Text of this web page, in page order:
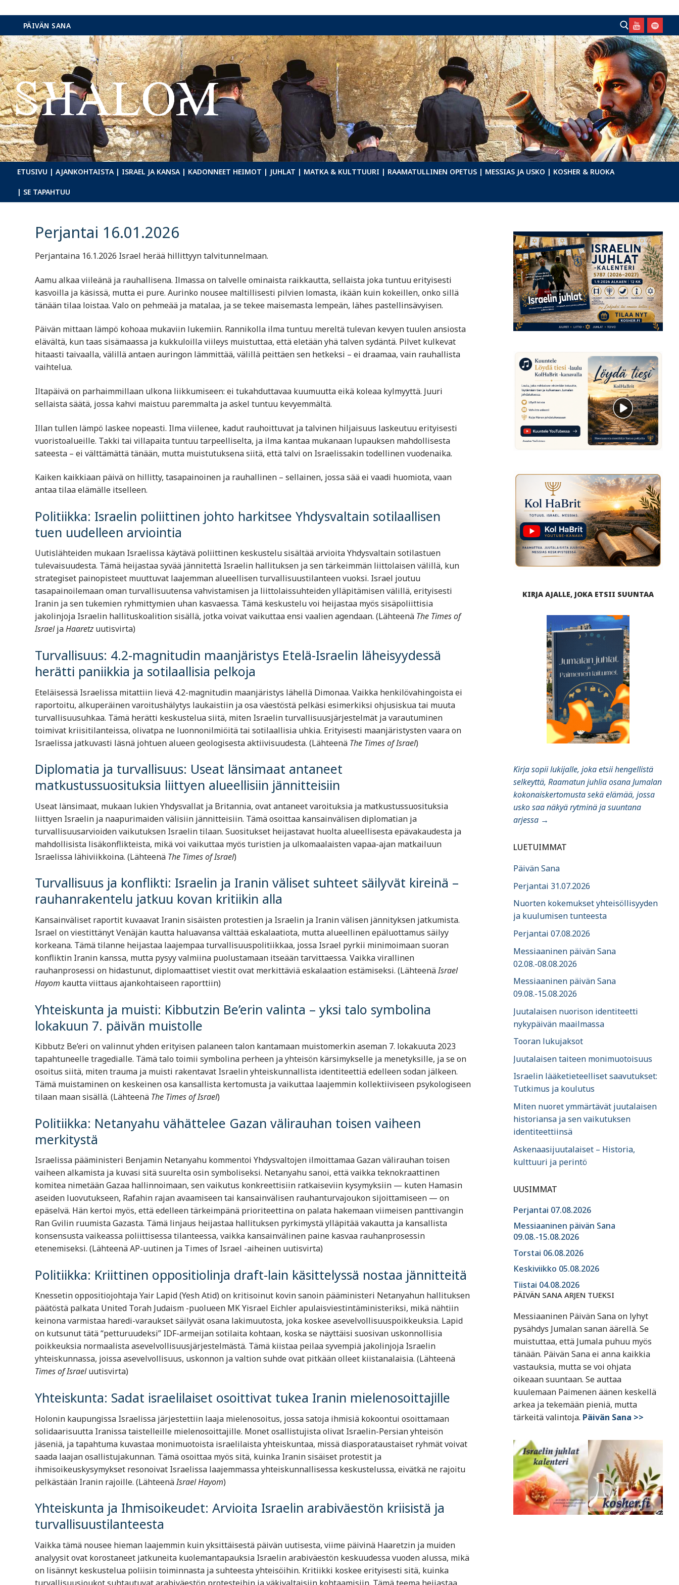
Hyppää
sisältöön
PÄIVÄN SANA
Hae:
ETUSIVU | AJANKOHTAISTA | ISRAEL JA KANSA | KADONNEET HEIMOT | JUHLAT | MATKA & KULTTUURI | RAAMATULLINEN OPETUS | MESSIAS JA USKO | KOSHER & RUOKA
| SE TAPAHTUU
Perjantai 16.01.2026
Perjantaina 16.1.2026 Israel herää hillittyyn talvitunnelmaan.
Aamu alkaa viileänä ja rauhallisena. Ilmassa on talvelle ominaista raikkautta, sellaista joka tuntuu erityisesti
kasvoilla ja käsissä, mutta ei pure. Aurinko nousee maltillisesti pilvien lomasta, ikään kuin kokeillen, onko sillä
tänään tilaa loistaa. Valo on pehmeää ja matalaa, ja se tekee maisemasta lempeän, lähes pastellinsävyisen.
Päivän mittaan lämpö kohoaa mukaviin lukemiin. Rannikolla ilma tuntuu mereltä tulevan kevyen tuulen ansiosta
elävältä, kun taas sisämaassa ja kukkuloilla viileys muistuttaa, että eletään yhä talven sydäntä. Pilvet kulkevat
hitaasti taivaalla, välillä antaen auringon lämmittää, välillä peittäen sen hetkeksi – ei draamaa, vain rauhallista
vaihtelua.
Iltapäivä on parhaimmillaan ulkona liikkumiseen: ei tukahduttavaa kuumuutta eikä koleaa kylmyyttä. Juuri
sellaista säätä, jossa kahvi maistuu paremmalta ja askel tuntuu kevyemmältä.
Illan tullen lämpö laskee nopeasti. Ilma viilenee, kadut rauhoittuvat ja talvinen hiljaisuus laskeutuu erityisesti
vuoristoalueille. Takki tai villapaita tuntuu tarpeelliselta, ja ilma kantaa mukanaan lupauksen mahdollisesta
sateesta – ei välttämättä tänään, mutta muistutuksena siitä, että talvi on Israelissakin todellinen vuodenaika.
Kaiken kaikkiaan päivä on hillitty, tasapainoinen ja rauhallinen – sellainen, jossa sää ei vaadi huomiota, vaan
antaa tilaa elämälle itselleen.
Politiikka: Israelin poliittinen johto harkitsee Yhdysvaltain sotilaallisen
tuen uudelleen arviointia
Uutislähteiden mukaan Israelissa käytävä poliittinen keskustelu sisältää arvioita Yhdysvaltain sotilastuen
tulevaisuudesta. Tämä heijastaa syvää jännitettä Israelin hallituksen ja sen tärkeimmän liittolaisen välillä, kun
strategiset painopisteet muuttuvat laajemman alueellisen turvallisuustilanteen vuoksi. Israel joutuu
tasapainoilemaan oman turvallisuutensa vahvistamisen ja liittolaissuhteiden ylläpitämisen välillä, erityisesti
Iranin ja sen tukemien ryhmittymien uhan kasvaessa. Tämä keskustelu voi heijastaa myös sisäpoliittisia
jakolinjoja Israelin hallituskoalition sisällä, jotka voivat vaikuttaa ensi vaalien agendaan. (Lähteenä The Times of
IsraeljaHaaretzuutisvirta)
Turvallisuus: 4.2-magnitudin maanjäristys Etelä-Israelin läheisyydessä
herätti paniikkia ja sotilaallisia pelkoja
Eteläisessä Israelissa mitattiin lievä 4.2-magnitudin maanjäristys lähellä Dimonaa. Vaikka henkilövahingoista ei
raportoitu, alkuperäinen varoitushälytys laukaistiin ja osa väestöstä pelkäsi esimerkiksi ohjusiskua tai muuta
turvallisuusuhkaa. Tämä herätti keskustelua siitä, miten Israelin turvallisuusjärjestelmät ja varautuminen
toimivat kriisitilanteissa, olivatpa ne luonnonilmiöitä tai sotilaallisia uhkia. Erityisesti maanjäristysten vaara on
Israelissa jatkuvasti läsnä johtuen alueen geologisesta aktiivisuudesta. (Lähteenä The Times of Israel)
Diplomatia ja turvallisuus: Useat länsimaat antaneet
matkustussuosituksia liittyen alueellisiin jännitteisiin
Useat länsimaat, mukaan lukien Yhdysvallat ja Britannia, ovat antaneet varoituksia ja matkustussuosituksia
liittyen Israelin ja naapurimaiden välisiin jännitteisiin. Tämä osoittaa kansainvälisen diplomatian ja
turvallisuusarvioiden vaikutuksen Israelin tilaan. Suositukset heijastavat huolta alueellisesta epävakaudesta ja
mahdollisista lisäkonflikteista, mikä voi vaikuttaa myös turistien ja ulkomaalaisten vapaa-ajan matkailuun
Israelissa lähiviikkoina. (Lähteenä The Times of Israel)
Turvallisuus ja konflikti: Israelin ja Iranin väliset suhteet säilyvät kireinä –
rauhanrakentelu jatkuu kovan kritiikin alla
Kansainväliset raportit kuvaavat Iranin sisäisten protestien ja Israelin ja Iranin välisen jännityksen jatkumista.
Israel on viestittänyt Venäjän kautta haluavansa välttää eskalaatiota, mutta alueellinen epäluottamus säilyy
korkeana. Tämä tilanne heijastaa laajempaa turvallisuuspolitiikkaa, jossa Israel pyrkii minimoimaan suoran
konfliktin Iranin kanssa, mutta pysyy valmiina puolustamaan itseään tarvittaessa. Vaikka virallinen
rauhanprosessi on hidastunut, diplomaattiset viestit ovat merkittäviä eskalaation estämiseksi. (LähteenäIsrael
Hayom kautta viittaus ajankohtaiseen raporttiin)
Yhteiskunta ja muisti: Kibbutzin Be’erin valinta – yksi talo symbolina
lokakuun 7. päivän muistolle
Kibbutz Be’eri on valinnut yhden erityisen palaneen talon kantamaan muistomerkin aseman 7. lokakuuta 2023
tapahtuneelle tragedialle. Tämä talo toimii symbolina perheen ja yhteisön kärsimykselle ja menetyksille, ja se on
osoitus siitä, miten trauma ja muisti rakentavat Israelin yhteiskunnallista identiteettiä edelleen sodan jälkeen.
Tämä muistaminen on keskeinen osa kansallista kertomusta ja vaikuttaa laajemmin kollektiiviseen psykologiseen
tilaan maan sisällä. (Lähteenä The Times of Israel)
Politiikka: Netanyahu vähättelee Gazan välirauhan toisen vaiheen
merkitystä
Israelissa pääministeri Benjamin Netanyahu kommentoi Yhdysvaltojen ilmoittamaa Gazan välirauhan toisen
vaiheen alkamista ja kuvasi sitä suurelta osin symboliseksi. Netanyahu sanoi, että vaikka teknokraattinen
komitea nimetään Gazaa hallinnoimaan, sen vaikutus konkreettisiin ratkaiseviin kysymyksiin — kuten Hamasin
aseiden luovutukseen, Rafahin rajan avaamiseen tai kansainvälisen rauhanturvajoukon sijoittamiseen — on
epäselvä. Hän kertoi myös, että edelleen tärkeimpänä prioriteettina on palata hakemaan viimeisen panttivangin
Ran Gvilin ruumista Gazasta. Tämä linjaus heijastaa hallituksen pyrkimystä ylläpitää vakautta ja kansallista
konsensusta vaikeassa poliittisessa tilanteessa, vaikka kansainvälinen paine kasvaa rauhanprosessin
etenemiseksi. (Lähteenä AP-uutinen ja Times of Israel -aiheinen uutisvirta)
Politiikka: Kriittinen oppositiolinja draft-lain käsittelyssä nostaa jännitteitä
Knessetin oppositiojohtaja Yair Lapid (Yesh Atid) on kritisoinut kovin sanoin pääministeri Netanyahun hallituksen
päätöstä palkata United Torah Judaism -puolueen MK Yisrael Eichler apulaisviestintäministeriksi, mikä nähtiin
keinona varmistaa haredi-varaukset säilyvät osana lakimuutosta, joka koskee asevelvollisuuspoikkeuksia. Lapid
on kutsunut tätä “petturuudeksi” IDF-armeijan sotilaita kohtaan, koska se näyttäisi suosivan uskonnollisia
poikkeuksia normaalista asevelvollisuusjärjestelmästä. Tämä kiistaa peilaa syvempiä jakolinjoja Israelin
yhteiskunnassa, joissa asevelvollisuus, uskonnon ja valtion suhde ovat pitkään olleet kiistanalaisia. (Lähteenä
Times of Israeluutisvirta)
Yhteiskunta: Sadat israelilaiset osoittivat tukea Iranin mielenosoittajille
Holonin kaupungissa Israelissa järjestettiin laaja mielenosoitus, jossa satoja ihmisiä kokoontui osoittamaan
solidaarisuutta Iranissa taistelleille mielenosoittajille. Monet osallistujista olivat Israelin-Persian yhteisön
jäseniä, ja tapahtuma kuvastaa monimuotoista israelilaista yhteiskuntaa, missä diasporataustaiset ryhmät voivat
saada laajan osallistujakunnan. Tämä osoittaa myös sitä, kuinka Iranin sisäiset protestit ja
ihmisoikeuskysymykset resonoivat Israelissa laajemmassa yhteiskunnallisessa keskustelussa, eivätkä ne rajoitu
pelkästään Iranin rajoille. (LähteenäIsrael Hayom)
Yhteiskunta ja Ihmisoikeudet: Arvioita Israelin arabiväestön kriisistä ja
turvallisuustilanteesta
Vaikka tämä nousee hieman laajemmin kuin yksittäisestä päivän uutisesta, viime päivinä Haaretzin ja muiden
analyysit ovat korostaneet jatkuneita kuolemantapauksia Israelin arabiväestön keskuudessa vuoden alussa, mikä
on lisännyt keskustelua poliisin toiminnasta ja suhteesta yhteisöihin. Kritiikki koskee erityisesti sitä, kuinka
KIRJA AJALLE, JOKA ETSII SUUNTAA
Kirja sopii lukijalle, joka etsii hengellistä
selkeyttä, Raamatun juhlia osana Jumalan
kokonaiskertomusta sekä elämää, jossa
usko saa näkyä rytminä ja suuntana
arjessa →
LUETUIMMAT
Päivän Sana
Perjantai 31.07.2026
Nuorten kokemukset yhteisöllisyyden
ja kuulumisen tunteesta
Perjantai 07.08.2026
Messiaaninen päivän Sana
02.08.-08.08.2026
Messiaaninen päivän Sana
09.08.-15.08.2026
Juutalaisen nuorison identiteetti
nykypäivän maailmassa
Tooran lukujaksot
Juutalaisen taiteen monimuotoisuus
Israelin lääketieteelliset saavutukset:
Tutkimus ja koulutus
Miten nuoret ymmärtävät juutalaisen
historiansa ja sen vaikutuksen
identiteettiinsä
Askenaasijuutalaiset – Historia,
kulttuuri ja perintö
UUSIMMAT
Perjantai 07.08.2026
Messiaaninen päivän Sana
09.08.-15.08.2026
Torstai 06.08.2026
Keskiviikko 05.08.2026
Tiistai 04.08.2026
PÄIVÄN SANA ARJEN TUEKSI
Messiaaninen Päivän Sana on lyhyt
pysähdys Jumalan sanan äärellä. Se
muistuttaa, että Jumala puhuu myös
tänään. Päivän Sana ei anna kaikkia
vastauksia, mutta se voi ohjata
oikeaan suuntaan. Se auttaa
kuulemaan Paimenen äänen keskellä
arkea ja tekemään pieniä, mutta
tärkeitä valintoja. Päivän Sana >>